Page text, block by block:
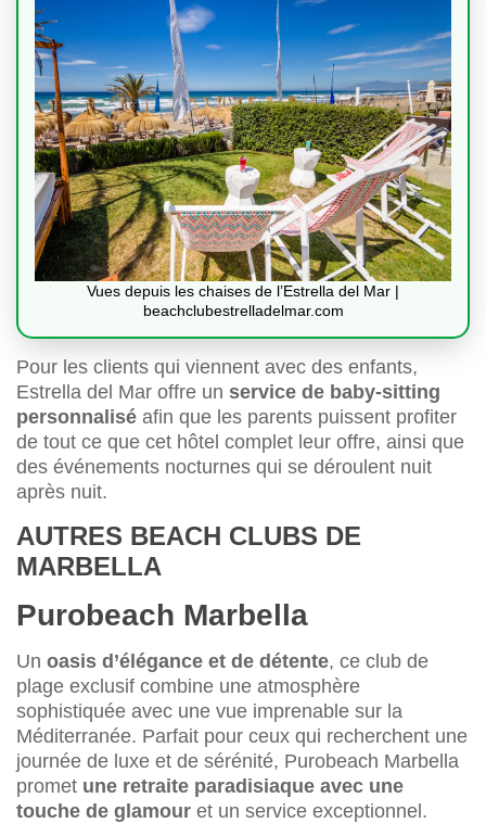
Vues depuis les chaises de l’Estrella del Mar |
beachclubestrelladelmar.com
Pour les clients qui viennent avec des enfants,
Estrella del Mar offre un service de baby-sitting
personnalisé afin que les parents puissent profiter
de tout ce que cet hôtel complet leur offre, ainsi que
des événements nocturnes qui se déroulent nuit
après nuit.
AUTRES BEACH CLUBS DE
MARBELLA
Purobeach Marbella
Un oasis d’élégance et de détente, ce club de
plage exclusif combine une atmosphère
sophistiquée avec une vue imprenable sur la
Méditerranée. Parfait pour ceux qui recherchent une
journée de luxe et de sérénité, Purobeach Marbella
promet une retraite paradisiaque avec une
touche de glamour et un service exceptionnel.